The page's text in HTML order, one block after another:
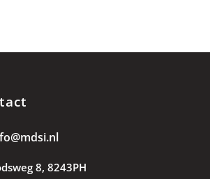
8, 8243PH